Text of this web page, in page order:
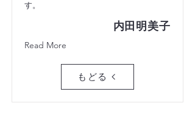
す。
内田明美子
Read More
もどる